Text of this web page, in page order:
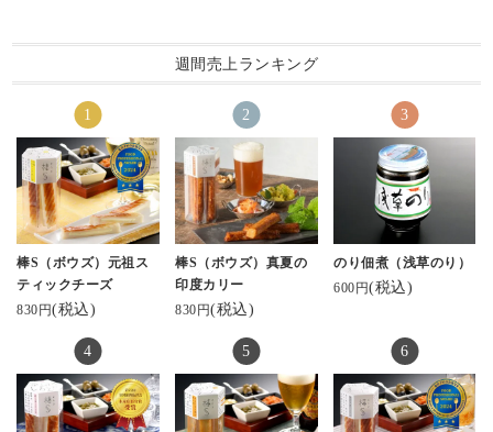
週間売上ランキング
棒S（ボウズ）元祖ス
ティックチーズ
830円(税込)
棒S（ボウズ）真夏の
印度カリー
830円(税込)
のり佃煮（浅草のり）
600円(税込)